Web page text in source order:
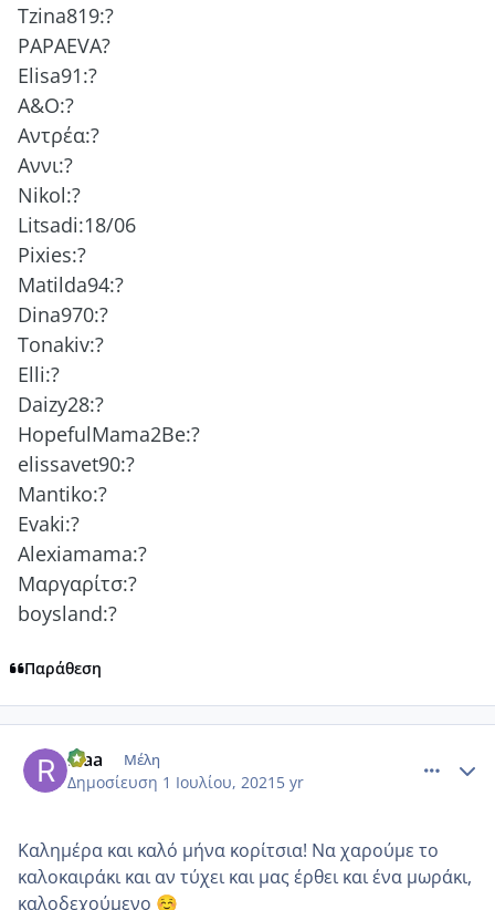
Tzina819:?
PAPAEVA?
Elisa91:?
A&O:?
Αντρέα:?
Αννι:?
Nikol:?
Litsadi:18/06
Pixies:?
Matilda94:?
Dina970:?
Tonakiv:?
Elli:?
Daizy28:?
HopefulMama2Be:?
elissavet90:?
Mantiko:?
Evaki:?
Alexiamama:?
Μαργαρίτσ:?
boysland:?
Παράθεση
Riaa Μέλη
Δημοσίευση 1 Ιουλίου, 2021 5 yr
Καλημέρα και καλό μήνα κορίτσια! Να χαρούμε το
καλοκαιράκι και αν τύχει και μας έρθει και ένα μωράκι,
καλοδεχούμενο ☺️